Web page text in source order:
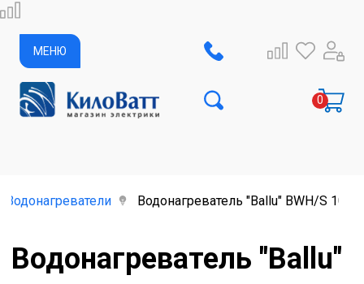
МЕНЮ
Водонагреватели Водонагреватель "Ballu" BWH/S 10
Водонагреватель "Ballu"